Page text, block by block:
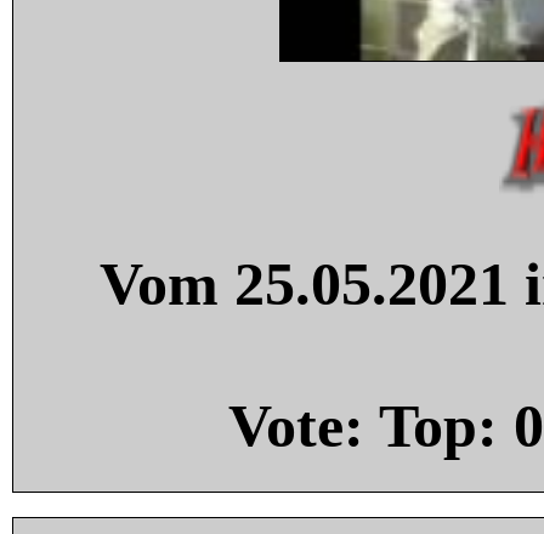
Vom
Vote: Top: 0